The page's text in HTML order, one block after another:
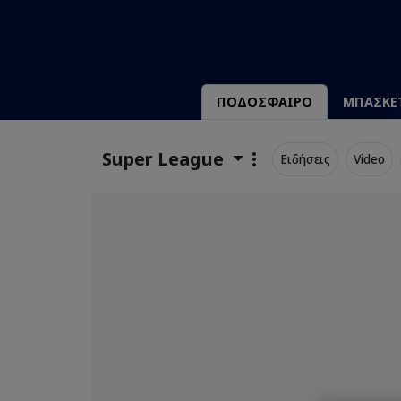
ΠΟΔΟΣΦΑΙΡΟ
Super League Ειδήσεις Video